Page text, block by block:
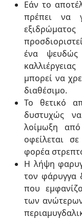
Εάν το
πρέπει να
ένα ψευδώς
μπορεί να
διαθέσιμο.
Το θετικό
δυστυχώς
λοίμωξη
οφείλεται
φορέα
Η λήψη
τον φάρυγγα
που
των